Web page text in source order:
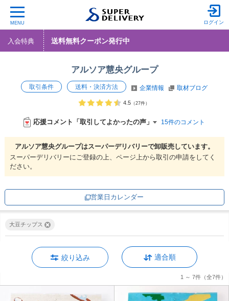
MENU ログイン
入会特典 送料無料クーポン発行中
アルソア慧央グループ
取引条件 送料・決済方法 企業情報 取材ブログ
4.5 （27件）
応援コメント「取引してよかったの声」 15件のコメント
アルソア慧央グループはスーパーデリバリーで卸販売しています。
スーパーデリバリーにご登録の上、ページ上から取引の申請をしてく
ださい。
営業日カレンダー
大豆チップス
絞り込み 適合順
1 ～ 7件 （全7件）